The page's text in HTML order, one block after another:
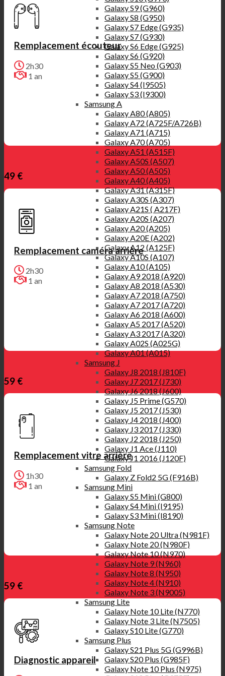
Galaxy S9 (G960)
Galaxy S8 (G950)
Galaxy S7 Edge (G935)
Galaxy S7 (G930)
Galaxy S6 Edge (G925)
Galaxy S6 (G920)
Galaxy S5 Neo (G903)
Galaxy S5 (G900)
Galaxy S4 (I9505)
Galaxy S3 (I9300)
Samsung A
Galaxy A80 (A805)
Galaxy A72 (A725F/A726B)
Galaxy A71 (A715)
Galaxy A70 (A705)
Galaxy A51 (A515F)
Galaxy A50S (A507)
Galaxy A50 (A505)
Galaxy A40 (A405)
Galaxy A31 (A315F)
Galaxy A30S (A307)
Galaxy A21S ( A217F)
Galaxy A20S (A207)
Galaxy A20 (A205)
Galaxy A20E (A202)
Galaxy A12 (A125F)
Galaxy A10S (A107)
Galaxy A10 (A105)
Galaxy A9 2018 (A920)
Galaxy A8 2018 (A530)
Galaxy A7 2018 (A750)
Galaxy A7 2017 (A720)
Galaxy A6 2018 (A600)
Galaxy A5 2017 (A520)
Galaxy A3 2017 (A320)
Galaxy A02S (A025G)
Galaxy A01 (A015)
Samsung J
Galaxy J8 2018 (J810F)
Galaxy J7 2017 (J730)
Galaxy J6 2018 (J600)
Galaxy J5 Prime (G570)
Galaxy J5 2017 (J530)
Galaxy J4 2018 (J400)
Galaxy J3 2017 (J330)
Galaxy J2 2018 (J250)
Galaxy J1 Ace (J110)
Galaxy J1 2016 (J120F)
Samsung Fold
Galaxy Z Fold2 5G (F916B)
Samsung Mini
Galaxy S5 Mini (G800)
Galaxy S4 Mini (I9195)
Galaxy S3 Mini (I8190)
Samsung Note
Galaxy Note 20 Ultra (N981F)
Galaxy Note 20 (N980F)
Galaxy Note 10 (N970)
Galaxy Note 9 (N960)
Galaxy Note 8 (N950)
Galaxy Note 4 (N910)
Galaxy Note 3 (N9005)
Samsung Lite
Galaxy Note 10 Lite (N770)
Galaxy Note 3 Lite (N7505)
Galaxy S10 Lite (G770)
Samsung Plus
Galaxy S21 Plus 5G (G996B)
Galaxy S20 Plus (G985F)
Galaxy Note 10 Plus (N975)
Remplacement écouteur
2h30
1 an
49 €
Remplacement caméra arrière
2h30
1 an
59 €
Remplacement vitre arrière
1h30
1 an
59 €
Diagnostic appareil